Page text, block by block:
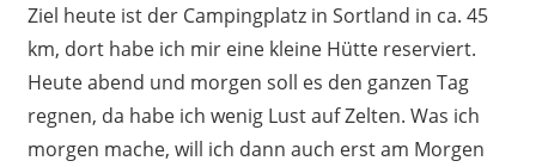
Ziel heute ist der Campingplatz in Sortland in ca. 45
km, dort habe ich mir eine kleine Hütte reserviert.
Heute abend und morgen soll es den ganzen Tag
regnen, da habe ich wenig Lust auf Zelten. Was ich
morgen mache, will ich dann auch erst am Morgen